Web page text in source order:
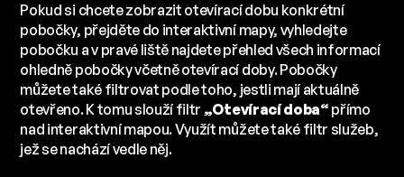
Pokud si chcete zobrazit otevírací dobu konkrétní
pobočky, přejděte do interaktivní mapy, vyhledejte
pobočku a v pravé liště najdete přehled všech informací
ohledně pobočky včetně otevírací doby. Pobočky
můžete také filtrovat podle toho, jestli mají aktuálně
otevřeno. K tomu slouží filtr „Otevírací doba“ přímo
nad interaktivní mapou. Využít můžete také filtr služeb,
jež se nachází vedle něj.